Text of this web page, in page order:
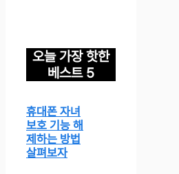
오늘 가장 핫한
베스트 5
휴대폰 자녀
보호 기능 해
제하는 방법
살펴보자